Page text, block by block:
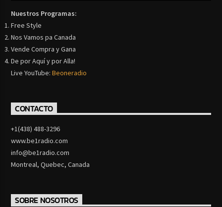
Nuestros Programas:
Free Style
Nos Vamos pa Canada
Vende Compra y Gana
De por Aquí y por Alla!
Live YouTube:Beoneradio
CONTACTO
+1(438) 488-3296
www.be1radio.com
info@be1radio.com
Montreal, Quebec, Canada
SOBRE NOSOTROS